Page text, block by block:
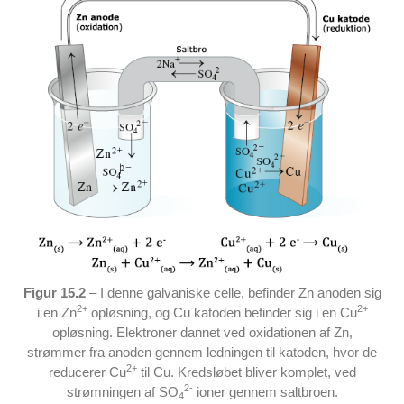
Figur 15.2– I denne galvaniske celle, befinder Zn anoden sig
i en Zn2+opløsning, og Cu katoden befinder sig i en Cu2+
opløsning. Elektroner dannet ved oxidationen af Zn,
strømmer fra anoden gennem ledningen til katoden, hvor de
reducerer Cu2+til Cu. Kredsløbet bliver komplet, ved
strømningen af SO4
2- ioner gennem saltbroen.